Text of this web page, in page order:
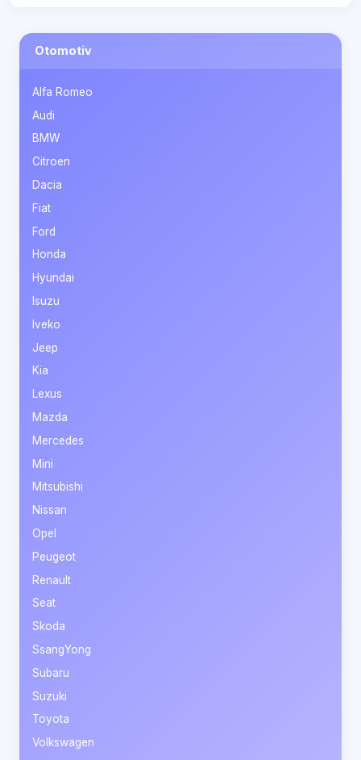
Otomotiv
Alfa Romeo
Audi
BMW
Citroen
Dacia
Fiat
Ford
Honda
Hyundai
Isuzu
Iveko
Jeep
Kia
Lexus
Mazda
Mercedes
Mini
Mitsubishi
Nissan
Opel
Peugeot
Renault
Seat
Skoda
SsangYong
Subaru
Suzuki
Toyota
Volkswagen